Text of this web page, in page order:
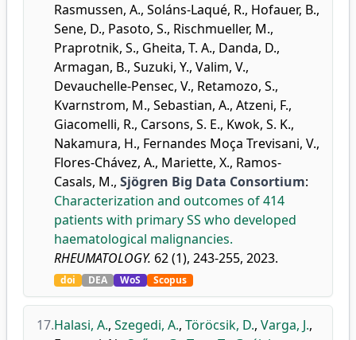
Rasmussen, A., Soláns-Laqué, R., Hofauer, B.,
Sene, D., Pasoto, S., Rischmueller, M.,
Praprotnik, S., Gheita, T. A., Danda, D.,
Armagan, B., Suzuki, Y., Valim, V.,
Devauchelle-Pensec, V., Retamozo, S.,
Kvarnstrom, M., Sebastian, A., Atzeni, F.,
Giacomelli, R., Carsons, S. E., Kwok, S. K.,
Nakamura, H., Fernandes Moça Trevisani, V.,
Flores-Chávez, A., Mariette, X., Ramos-
Casals, M., Sjögren Big Data Consortium:
Characterization and outcomes of 414
patients with primary SS who developed
haematological malignancies.
RHEUMATOLOGY. 62 (1), 243-255, 2023.
doi DEA WoS Scopus
17.Halasi, A., Szegedi, A., Töröcsik, D., Varga, J.,